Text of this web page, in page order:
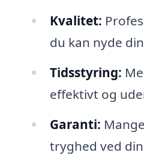
Kvalitet:
du kan nyde
Tidsstyring:
effektivt og
Garanti:
tryghed ved